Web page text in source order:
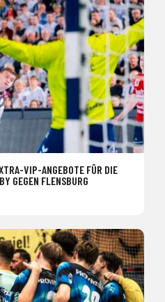
VIP-ANGEBOTE FÜR DIE
GEGEN FLENSBURG